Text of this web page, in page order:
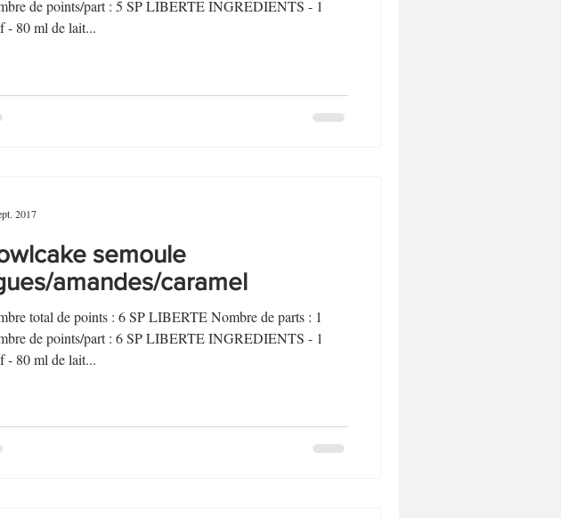
Biscuits et crackers Biscuits et sablés
de points/part : 5 SP LIBERTE INGREDIENTS - 1
- 80 ml de lait...
semoule
amandes/caramel
total de points : 6 SP LIBERTE Nombre de parts : 1
de points/part : 6 SP LIBERTE INGREDIENTS - 1
- 80 ml de lait...
2017